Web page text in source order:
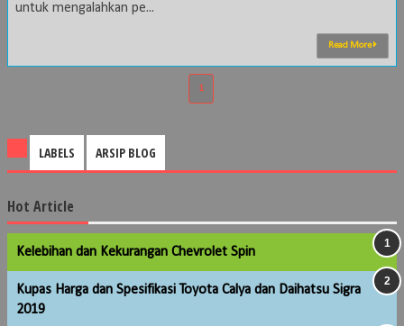
untuk mengalahkan pe...
Read More
1
LABELS ARSIP BLOG
Hot Article
Kelebihan dan Kekurangan Chevrolet Spin
Kupas Harga dan Spesifikasi Toyota Calya dan Daihatsu Sigra
2019